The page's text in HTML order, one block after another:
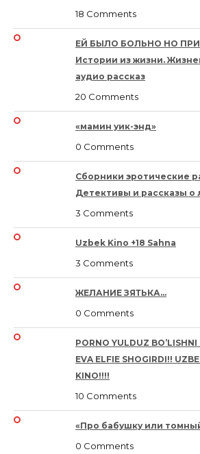
18 Comments
ЕЙ БЫЛО БОЛЬНО НО
Истории из жизни.
аудио рассказ
20 Comments
«мамин уик-энд»
0 Comments
Сборники эротические
Детективы и рассказы о
3 Comments
Uzbek Kino +18 Sahna
3 Comments
ЖЕЛАНИЕ ЗЯТЬКА…
0 Comments
PORNO YULDUZ
EVA ELFIE SHOGIRDI!!
KINO!!!!
10 Comments
«Про бабушку или
0 Comments